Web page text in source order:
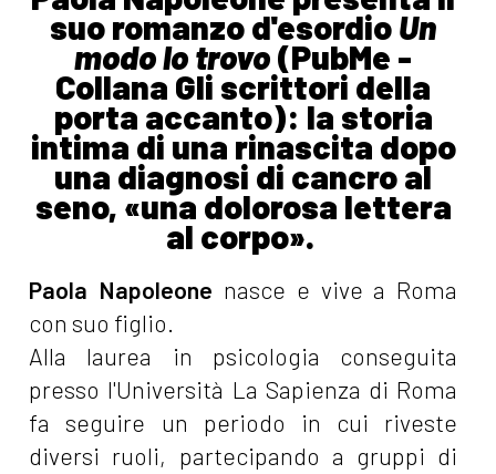
suo romanzo d'esordioUn
modo lo trovo(PubMe -
Collana Gli scrittori della
porta accanto): la storia
intima di una rinascita dopo
una diagnosi di cancro al
seno, «una dolorosa lettera
al corpo».
Paola Napoleone nasce e vive a Roma
con suo figlio.
Alla laurea in psicologia conseguita
presso l'Università La Sapienza di Roma
fa seguire un periodo in cui riveste
diversi ruoli, partecipando a gruppi di